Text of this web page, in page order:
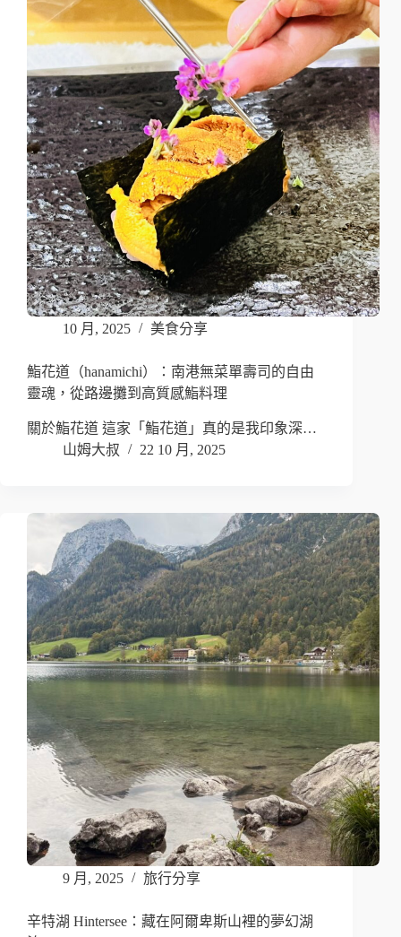
10 月, 2025 美食分享
鮨花道（hanamichi）：南港無菜單壽司的自由
靈魂，從路邊攤到高質感鮨料理
關於鮨花道 這家「鮨花道」真的是我印象深…
山姆大叔
22 10 月, 2025
9 月, 2025 旅行分享
辛特湖 Hintersee：藏在阿爾卑斯山裡的夢幻湖